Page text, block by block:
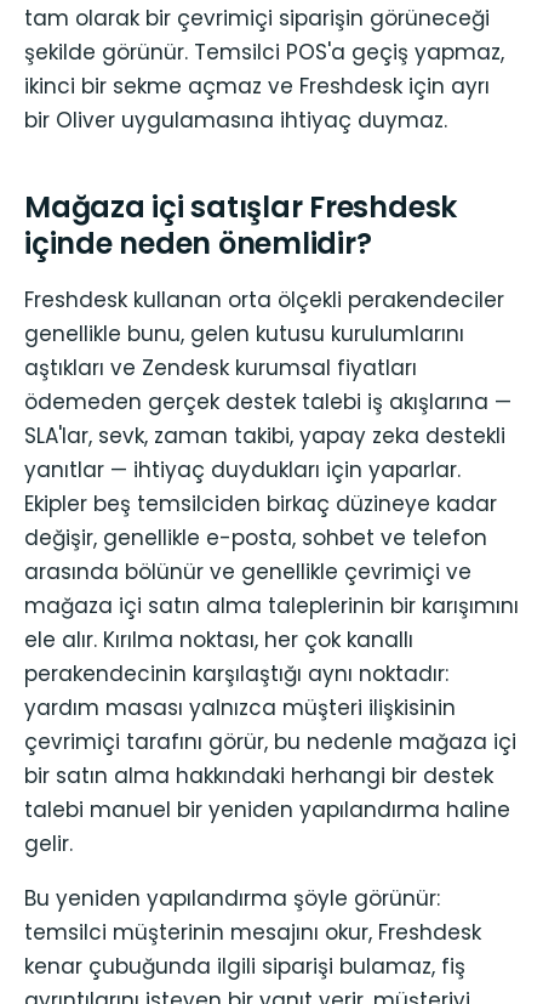
tam olarak bir çevrimiçi siparişin görüneceği
şekilde görünür. Temsilci POS'a geçiş yapmaz,
ikinci bir sekme açmaz ve Freshdesk için ayrı
bir Oliver uygulamasına ihtiyaç duymaz.
Mağaza içi satışlar Freshdesk
içinde neden önemlidir?
Freshdesk kullanan orta ölçekli perakendeciler
genellikle bunu, gelen kutusu kurulumlarını
aştıkları ve Zendesk kurumsal fiyatları
ödemeden gerçek destek talebi iş akışlarına —
SLA'lar, sevk, zaman takibi, yapay zeka destekli
yanıtlar — ihtiyaç duydukları için yaparlar.
Ekipler beş temsilciden birkaç düzineye kadar
değişir, genellikle e-posta, sohbet ve telefon
arasında bölünür ve genellikle çevrimiçi ve
mağaza içi satın alma taleplerinin bir karışımını
ele alır. Kırılma noktası, her çok kanallı
perakendecinin karşılaştığı aynı noktadır:
yardım masası yalnızca müşteri ilişkisinin
çevrimiçi tarafını görür, bu nedenle mağaza içi
bir satın alma hakkındaki herhangi bir destek
talebi manuel bir yeniden yapılandırma haline
gelir.
Bu yeniden yapılandırma şöyle görünür:
temsilci müşterinin mesajını okur, Freshdesk
kenar çubuğunda ilgili siparişi bulamaz, fiş